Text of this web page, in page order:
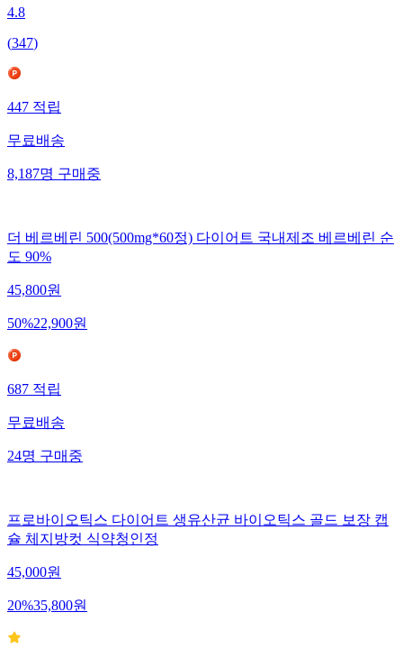
4.8
(347)
447적립
무료배송
8,187명구매중
더 베르베린 500(500mg*60정) 다이어트 국내제조 베르베린 순
도 90%
45,800원
50%22,900원
687적립
무료배송
24명구매중
프로바이오틱스 다이어트 생유산균 바이오틱스 골드 보장 캡
슐 체지방컷 식약청인정
45,000원
20%35,800원